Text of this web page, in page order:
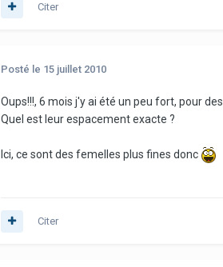
Citer
Posté le 15 juillet 2010
Oups!!!, 6 mois j'y ai été un peu fort, pour
Quel est leur espacement exacte ?
Ici, ce sont des femelles plus fines donc
Citer